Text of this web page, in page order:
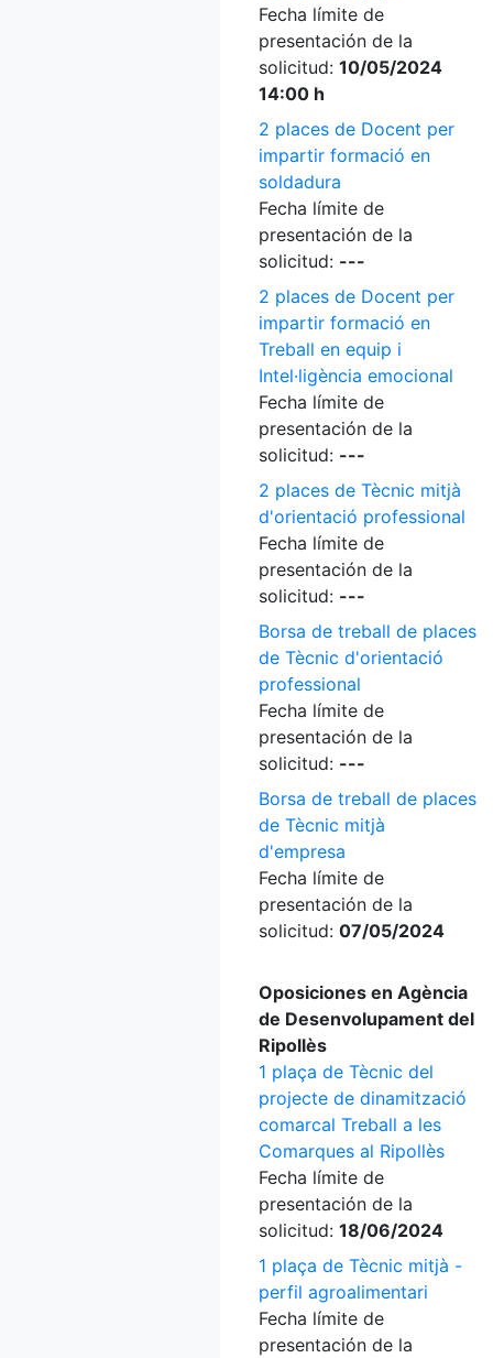
Fecha límite de
presentación de la
solicitud: 10/05/2024
14:00 h
2 places de Docent per
impartir formació en
soldadura
Fecha límite de
presentación de la
solicitud: ---
2 places de Docent per
impartir formació en
Treball en equip i
Intel·ligència emocional
Fecha límite de
presentación de la
solicitud: ---
2 places de Tècnic mitjà
d'orientació professional
Fecha límite de
presentación de la
solicitud: ---
Borsa de treball de places
de Tècnic d'orientació
professional
Fecha límite de
presentación de la
solicitud: ---
Borsa de treball de places
de Tècnic mitjà
d'empresa
Fecha límite de
presentación de la
solicitud: 07/05/2024
Oposiciones en Agència
de Desenvolupament del
Ripollès
1 plaça de Tècnic del
projecte de dinamització
comarcal Treball a les
Comarques al Ripollès
Fecha límite de
presentación de la
solicitud: 18/06/2024
1 plaça de Tècnic mitjà -
perfil agroalimentari
Fecha límite de
presentación de la